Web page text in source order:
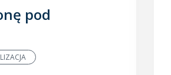
pod